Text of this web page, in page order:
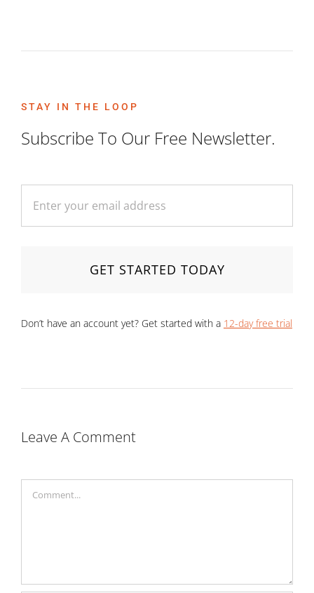
STAY IN THE LOOP
Subscribe To Our Free Newsletter.
GET STARTED TODAY
Don’t have an account yet? Get started with a 12-day free trial
Leave A Comment